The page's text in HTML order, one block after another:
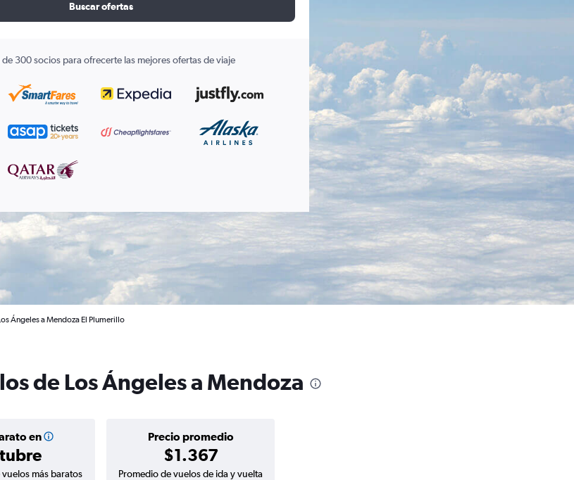
Buscar ofertas
300 socios para ofrecerte las mejores ofertas de viaje
Ángeles a Mendoza El Plumerillo
de Los Ángeles a Mendoza
en Precio promedio
$1.367
más baratos
Promedio de vuelos de ida y vuelta